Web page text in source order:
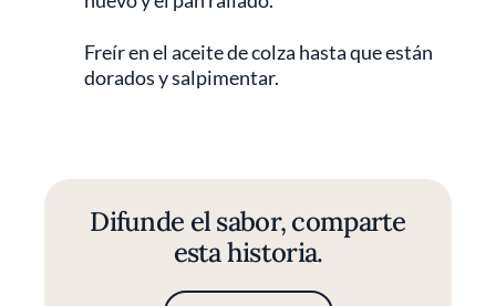
Freír en el aceite de colza hasta que están
dorados y salpimentar.
Difunde el sabor, comparte
esta historia.